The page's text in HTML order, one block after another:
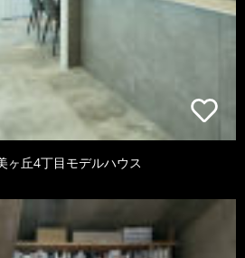
ヶ丘4丁目モデルハウス